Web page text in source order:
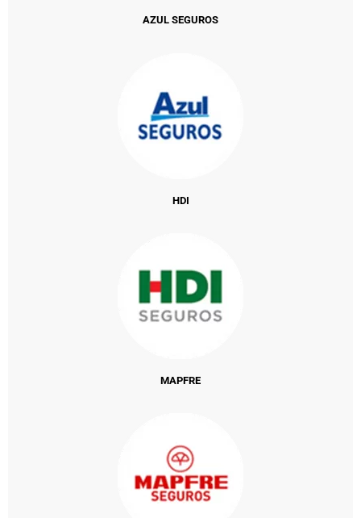
AZUL SEGUROS
HDI
MAPFRE